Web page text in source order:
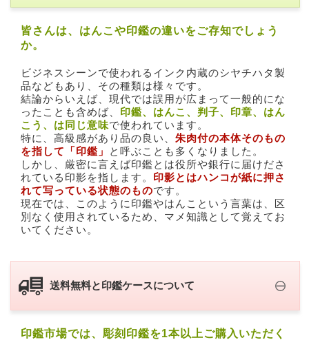
皆さんは、はんこや印鑑の違いをご存知でしょう
か。
ビジネスシーンで使われるインク内蔵のシヤチハタ製
品などもあり、その種類は様々です。
結論からいえば、現代では誤用が広まって一般的にな
ったことも含めば、 印鑑、はんこ、判子、印章、はん
こう、は同じ意味で使われています。
特に、高級感があり品の良い、 朱肉付の本体そのもの
を指して「印鑑」
と呼ぶことも多くなりました。
しかし、厳密に言えば印鑑とは役所や銀行に届けださ
れている印影を指します。 印影とはハンコが紙に押さ
れて写っている状態のものです。
現在では、このように印鑑やはんこという言葉は、区
別なく使用されているため、マメ知識として覚えてお
いてください。
送料無料と印鑑ケースについて
印鑑市場では、彫刻印鑑を1本以上ご購入いただく